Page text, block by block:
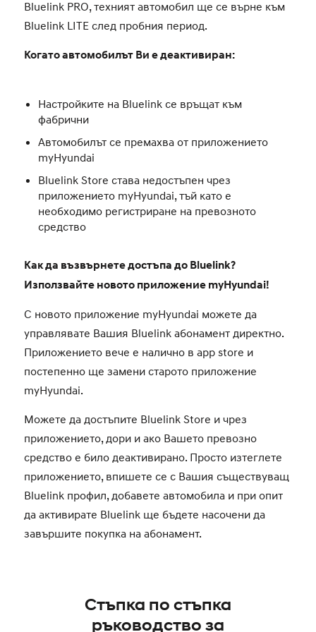
партньор. Забележка: IONIQ 6, IONIQ 5 N
безплатен период Bluelink PRO имат и 10
Bluelink PRO, техният автомобил ще се върне към
Bluelink LITE след пробния период.
Когато автомобилът Ви е деактивиран:
Настройките на Bluelink се връщат към
фабрични
Автомобилът се премахва от приложението
myHyundai
Bluelink Store става недостъпен чрез
приложението myHyundai, тъй като е
необходимо регистриране на превозното
средство
Как да възвърнете достъпа до Bluelink?
Използвайте новото приложение myHyundai!
С новото приложение myHyundai можете да
управлявате Вашия Bluelink абонамент директно.
Приложението вече е налично в app store и
постепенно ще замени старото приложение
myHyundai.
Можете да достъпите Bluelink Store и чрез
приложението, дори и ако Вашето превозно
средство е било деактивирано. Просто изтеглете
приложението, впишете се с Вашия съществуващ
Bluelink профил, добавете автомобила и при опит
да активирате Bluelink ще бъдете насочени да
завършите покупка на абонамент.
Стъпка по стъпка
ръководство за